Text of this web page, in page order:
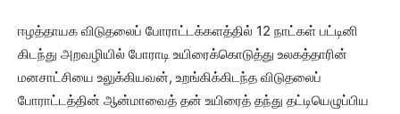
ஈழத்தாயக விடுதலைப் போராட்டக்களத்தில் 12 நாட்கள் பட்டினி
கிடந்து அறவழியில் போராடி உயிரைக்கொடுத்து உலகத்தாரின்
மனசாட்சியை உலுக்கியவன், உறங்கிக்கிடந்த விடுதலைப்
போராட்டத்தின் ஆன்மாவைத் தன் உயிரைத் தந்து தட்டியெழுப்பிய